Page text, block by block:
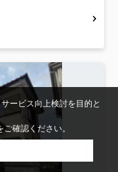
ービス向上検討を目的と
ご確認ください。